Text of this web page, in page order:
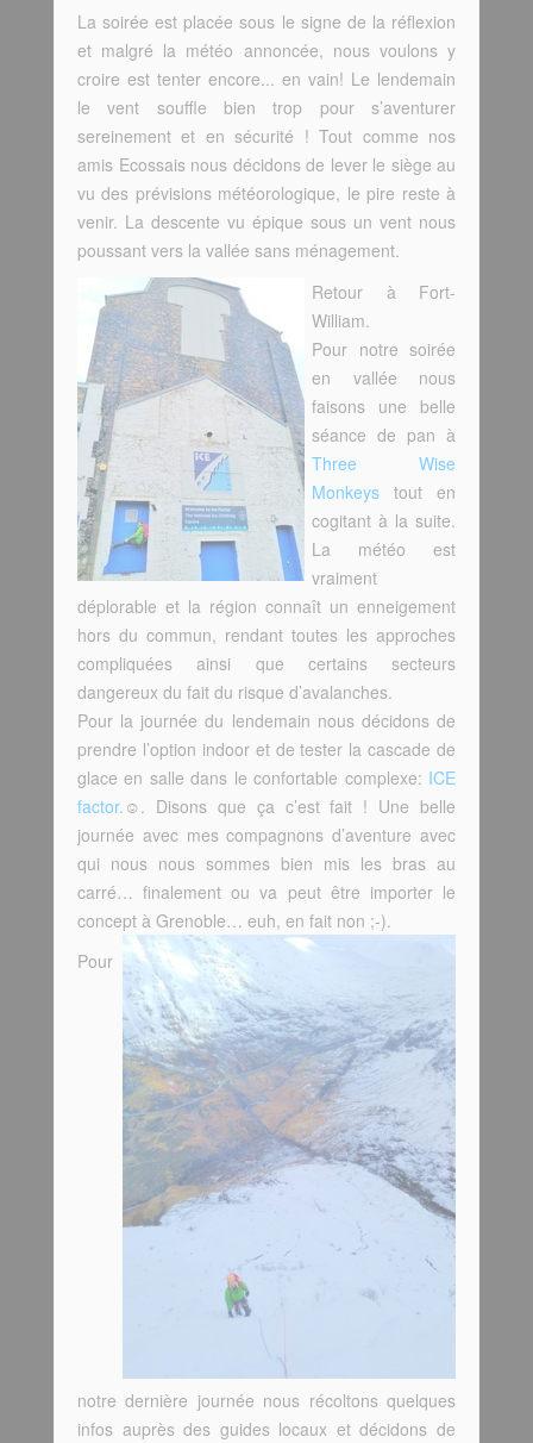
La soirée est placée sous le signe de la réflexion
et malgré la météo annoncée, nous voulons y
croire est tenter encore... en vain! Le lendemain
le vent souffle bien trop pour s’aventurer
sereinement et en sécurité ! Tout comme nos
amis Ecossais nous décidons de lever le siège au
vu des prévisions météorologique, le pire reste à
venir. La descente vu épique sous un vent nous
poussant vers la vallée sans ménagement.
Retour à Fort-
William.
Pour notre soirée
en vallée nous
faisons une belle
séance de pan à
Three Wise
Monkeys tout en
cogitant à la suite.
La météo est
vraiment
déplorable et la région connaît un enneigement
hors du commun, rendant toutes les approches
compliquées ainsi que certains secteurs
dangereux du fait du risque d’avalanches.
Pour la journée du lendemain nous décidons de
prendre l’option indoor et de tester la cascade de
glace en salle dans le confortable complexe: ICE
factor. ☺. Disons que ça c’est fait ! Une belle
journée avec mes compagnons d’aventure avec
qui nous nous sommes bien mis les bras au
carré… finalement ou va peut être importer le
concept à Grenoble… euh, en fait non ;-).
Pour
notre dernière journée nous récoltons quelques
infos auprès des guides locaux et décidons de